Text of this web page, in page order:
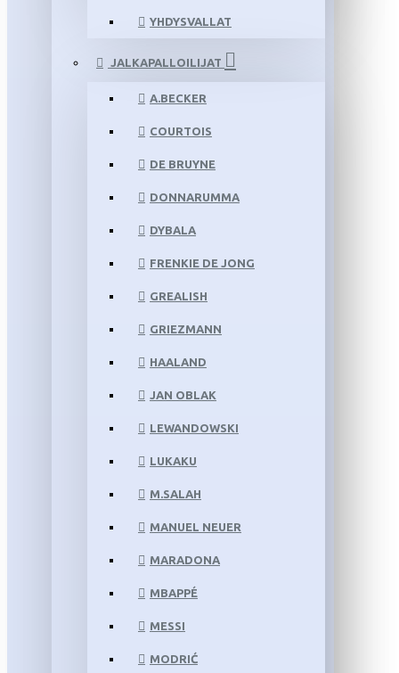
YHDYSVALLAT
JALKAPALLOILIJAT
A.BECKER
COURTOIS
DE BRUYNE
DONNARUMMA
DYBALA
FRENKIE DE JONG
GREALISH
GRIEZMANN
HAALAND
JAN OBLAK
LEWANDOWSKI
LUKAKU
M.SALAH
MANUEL NEUER
MARADONA
MBAPPÉ
MESSI
MODRIĆ